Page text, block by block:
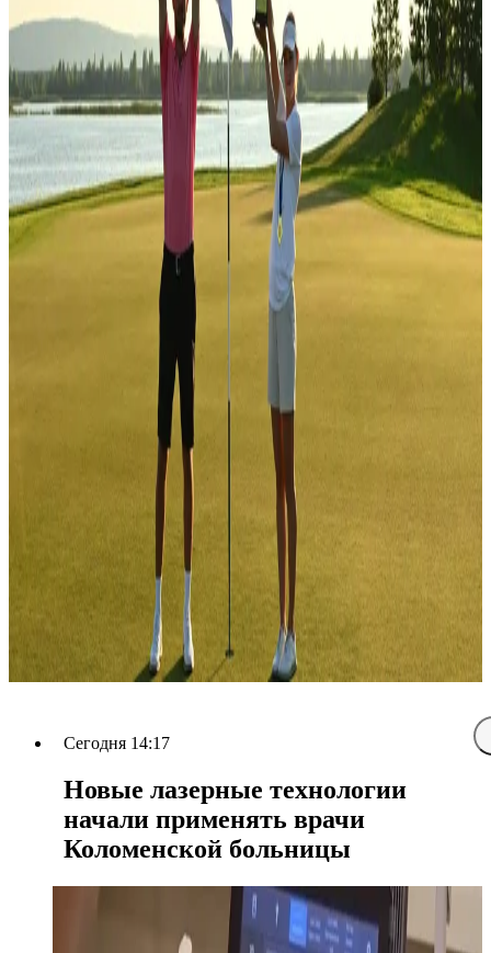
Сегодня 14:17
Новые лазерные технологии
начали применять врачи
Коломенской больницы